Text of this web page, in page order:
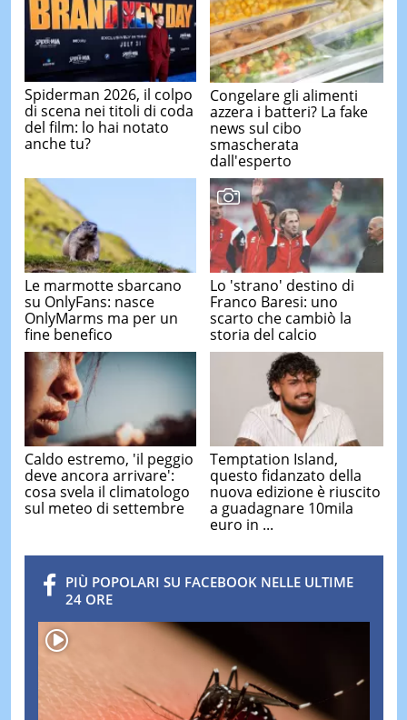
Spiderman 2026, il colpo
di scena nei titoli di coda
del film: lo hai notato
anche tu?
Congelare gli alimenti
azzera i batteri? La fake
news sul cibo
smascherata
dall'esperto
Le marmotte sbarcano
su OnlyFans: nasce
OnlyMarms ma per un
fine benefico
Lo 'strano' destino di
Franco Baresi: uno
scarto che cambiò la
storia del calcio
Caldo estremo, 'il peggio
deve ancora arrivare':
cosa svela il climatologo
sul meteo di settembre
Temptation Island,
questo fidanzato della
nuova edizione è riuscito
a guadagnare 10mila
euro in ...
PIÙ POPOLARI SU FACEBOOK NELLE ULTIME
24 ORE